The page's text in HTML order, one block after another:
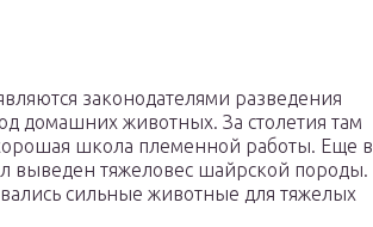
законодателями разведения
домашних животных. За столетия там
школа племенной работы. Еще в
выведен тяжеловес шайрской породы.
сильные животные для тяжелых